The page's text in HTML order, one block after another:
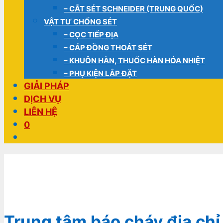
– CẮT SÉT SCHNEIDER (TRUNG QUỐC)
VẬT TƯ CHỐNG SÉT
– CỌC TIẾP ĐỊA
– CÁP ĐỒNG THOÁT SÉT
– KHUÔN HÀN, THUỐC HÀN HÓA NHIỆT
– PHỤ KIỆN LẮP ĐẶT
GIẢI PHÁP
DỊCH VỤ
LIÊN HỆ
0